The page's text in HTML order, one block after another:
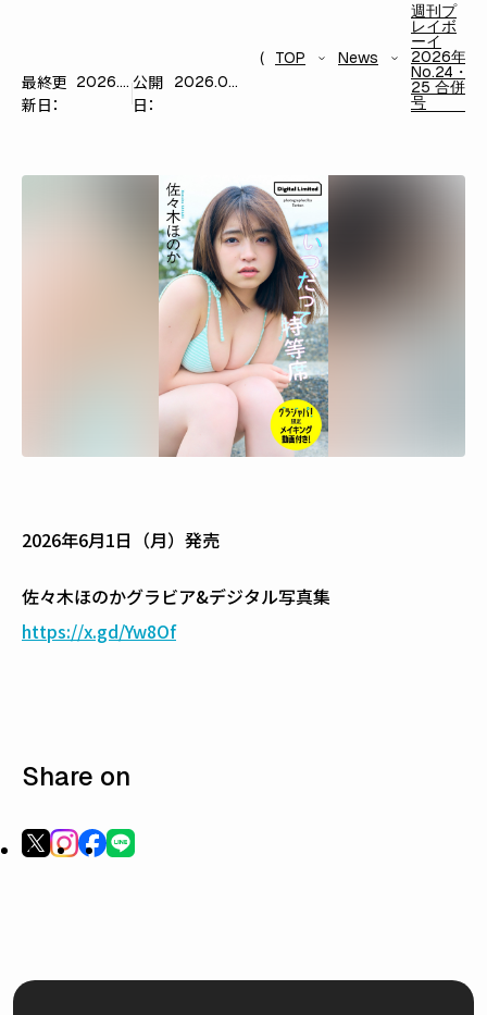
最終更
新日：
2026.05.30 公開
日：
2026.05.30
TOP News
週刊プ
レイボ
ーイ
2026年
No.24・
25 合併
号
2026年6月1日（月）発売
佐々木ほのかグラビア&デジタル写真集
https://x.gd/Yw8Of
Share on